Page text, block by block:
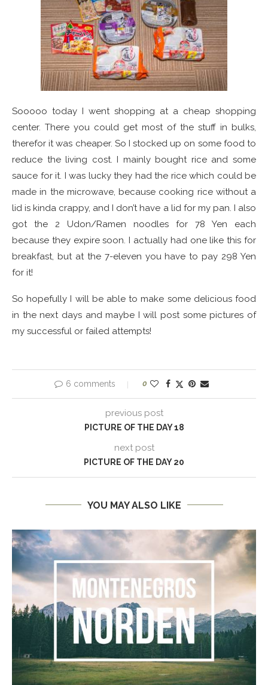
Sooooo today I went shopping at a cheap shopping
center. There you could get most of the stuff in bulks,
therefor it was cheaper. So I stocked up on some food to
reduce the living cost. I mainly bought rice and some
sauce for it. I was lucky they had the rice which could be
made in the microwave, because cooking rice without a
lid is kinda crappy, and I don’t have a lid for my pan. I also
got the 2 Udon/Ramen noodles for 78 Yen each
because they expire soon. I actually had one like this for
breakfast, but at the 7-eleven you have to pay 298 Yen
for it!
So hopefully I will be able to make some delicious food
in the next days and maybe I will post some pictures of
my successful or failed attempts!
6 comments 0
previous post
PICTURE OF THE DAY 18
next post
PICTURE OF THE DAY 20
YOU MAY ALSO LIKE